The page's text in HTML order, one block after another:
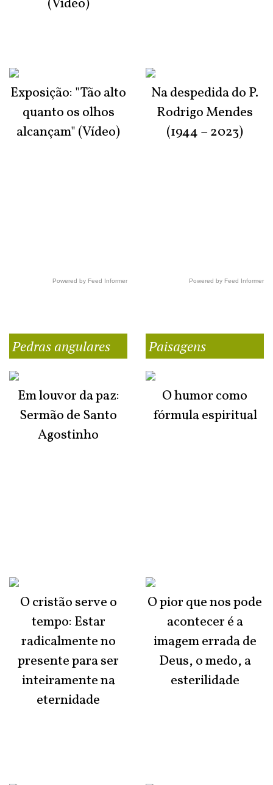
(Vídeo)
Exposição: "Tão alto
quanto os olhos
alcançam" (Vídeo)
Powered by Feed Informer
Na despedida do P.
Rodrigo Mendes
(1944 – 2023)
Powered by Feed Informer
Pedras angulares
Em louvor da paz:
Sermão de Santo
Agostinho
O cristão serve o
tempo: Estar
radicalmente no
presente para ser
inteiramente na
eternidade
Paisagens
O humor como
fórmula espiritual
O pior que nos pode
acontecer é a
imagem errada de
Deus, o medo, a
esterilidade